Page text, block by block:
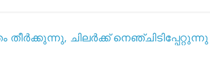
ചിലർക്ക് നെഞ്ചിടിപ്പേറ്റുന്നു